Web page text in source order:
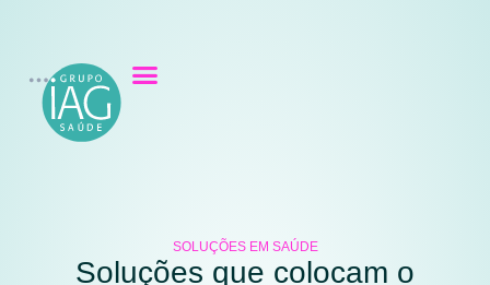
SOLUÇÕES EM SAÚDE
Soluções que colocam o